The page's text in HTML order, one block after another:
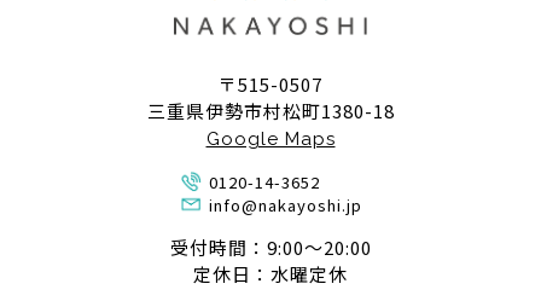
〒515-0507
三重県伊勢市村松町1380-18
Google Maps
0120-14-3652
info@nakayoshi.jp
受付時間：9:00〜20:00
定休日：水曜定休